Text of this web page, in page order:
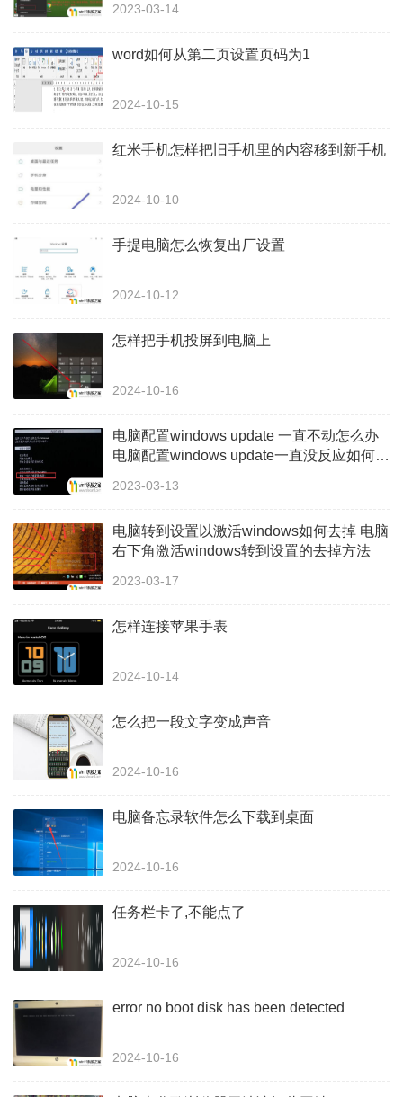
2023-03-14
word如何从第二页设置页码为1
2024-10-15
红米手机怎样把旧手机里的内容移到新手机
2024-10-10
手提电脑怎么恢复出厂设置
2024-10-12
怎样把手机投屏到电脑上
2024-10-16
电脑配置windows update 一直不动怎么办
电脑配置windows update一直没反应如何解
2023-03-13
电脑转到设置以激活windows如何去掉 电脑
右下角激活windows转到设置的去掉方法
2023-03-17
怎样连接苹果手表
2024-10-14
怎么把一段文字变成声音
2024-10-16
电脑备忘录软件怎么下载到桌面
2024-10-16
任务栏卡了,不能点了
2024-10-16
error no boot disk has been detected
2024-10-16